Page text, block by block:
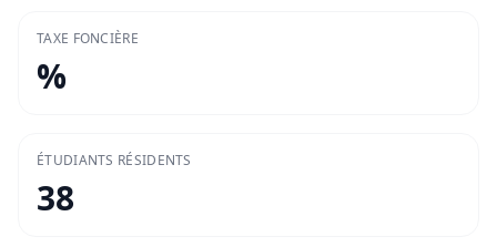
TAXE FONCIÈRE
%
ÉTUDIANTS RÉSIDENTS
38